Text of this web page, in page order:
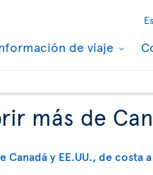
de viaje
más de
Canadá y EE.UU., de costa